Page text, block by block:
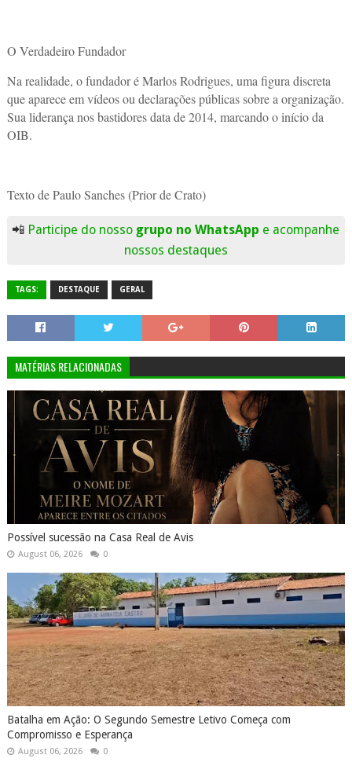
O Verdadeiro Fundador
Na realidade, o fundador é Marlos Rodrigues, uma figura discreta
que aparece em vídeos ou declarações públicas sobre a organização.
Sua liderança nos bastidores data de 2014, marcando o início da
OIB.
Texto de Paulo Sanches (Prior de Crato)
📲 Participe do nosso grupo no WhatsApp e acompanhe
nossos destaques
TAGS: DESTAQUE GERAL
MATÉRIAS RELACIONADAS
Possível sucessão na Casa Real de Avis
August 06, 2026 0
Batalha em Ação: O Segundo Semestre Letivo Começa com
Compromisso e Esperança
August 06, 2026 0